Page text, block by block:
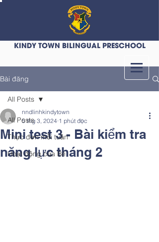
KINDY TOWN BILINGUAL PRESCHOOL
Bài đăng
All Posts
Thực đơn mỗi tuần
Hoạt động của Bé
All Posts
Mini test 3 - Bài kiểm tra
năng lực tháng 2
nndlinhkindytown
5 thg 3, 2024 1 phút đọc